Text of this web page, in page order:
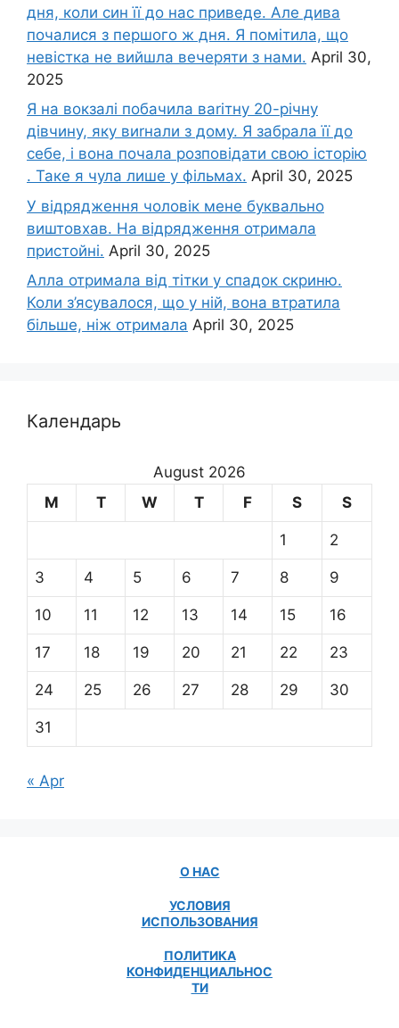
дня, коли син її до нас приведе. Але дива
почалися з першого ж дня. Я помітила, що
невістка не вийшла вечеряти з нами. April 30,
2025
Я на вокзалі побачила ваrітну 20-річну
дівчину, яку виrнали з дому. Я забрала її до
себе, і вона почала розповідати свою історію
. Таке я чула лише у фільмах. April 30, 2025
У відрядження чоловік мене буквально
виштовхав. На відрядження отримала
пристойні. April 30, 2025
Алла отримала від тітки у спадок скриню.
Коли з’ясувалося, що у ній, вона втратила
більше, ніж отримала April 30, 2025
Календарь
August 2026
M
T W T F S S
1 2
3 4 5 6 7 8 9
10 11 12 13 14 15 16
17 18 19 20 21 22 23
24 25 26 27 28 29 30
31
« Apr
О НАС
УСЛОВИЯ
ИСПОЛЬЗОВАНИЯ
ПОЛИТИКА
КОНФИДЕНЦИАЛЬНОС
ТИ